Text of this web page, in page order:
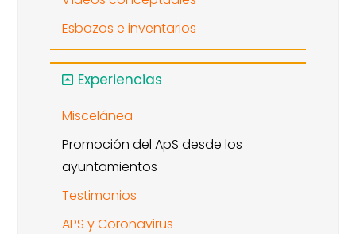
Esbozos e inventarios
Experiencias
Miscelánea
Promoción del ApS desde los
ayuntamientos
Testimonios
APS y Coronavirus